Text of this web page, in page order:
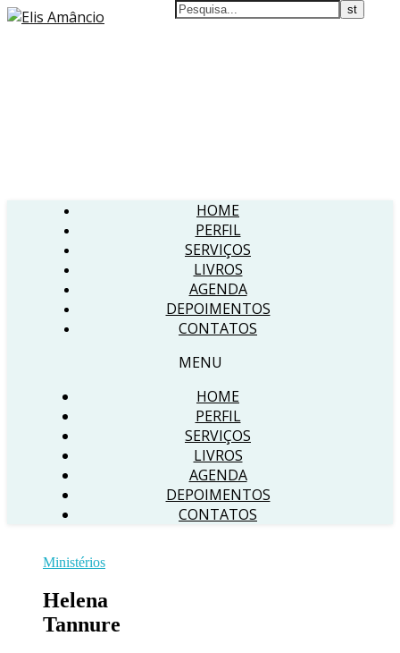
HOME
PERFIL
SERVIÇOS
LIVROS
AGENDA
DEPOIMENTOS
CONTATOS
MENU
HOME
PERFIL
SERVIÇOS
LIVROS
AGENDA
DEPOIMENTOS
CONTATOS
Ministérios
Helena
Tannure